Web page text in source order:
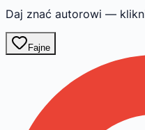
Daj znać autorowi —
Fajne